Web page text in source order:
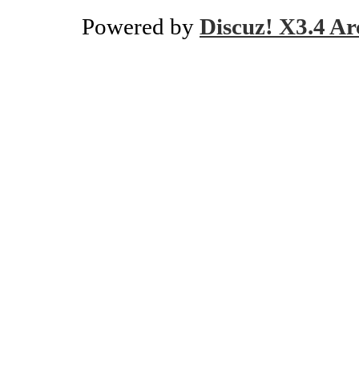
Powered by Discuz! X3.4